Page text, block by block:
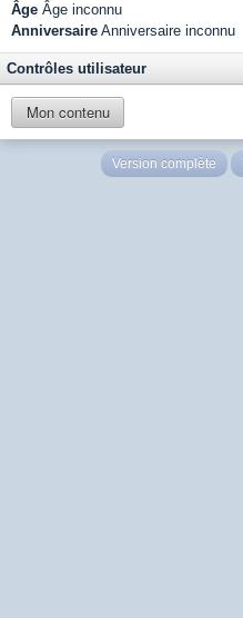
Âge Âge inconnu
Anniversaire Anniversaire inconnu
Contrôles utilisateur
Mon contenu
Version complète